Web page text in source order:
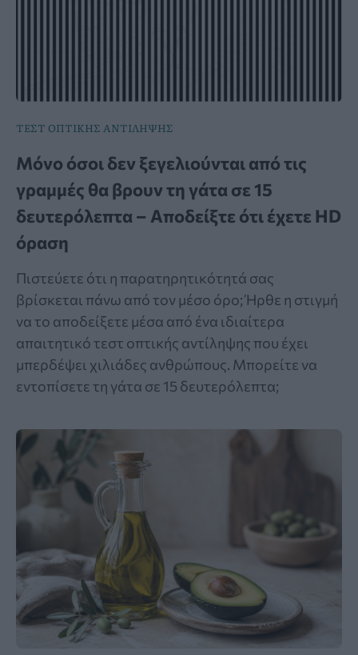
ΤΕΣΤ ΟΠΤΙΚΗΣ ΑΝΤΙΛΗΨΗΣ
Μόνο όσοι δεν ξεγελιούνται από τις
γραμμές θα βρουν τη γάτα σε 15
δευτερόλεπτα – Αποδείξτε ότι έχετε HD
όραση
Πιστεύετε ότι η παρατηρητικότητά σας
βρίσκεται πάνω από τον μέσο όρο; Ήρθε η στιγμή
να το αποδείξετε μέσα από ένα ιδιαίτερα
απαιτητικό τεστ οπτικής αντίληψης που έχει
μπερδέψει χιλιάδες ανθρώπους. Μπορείτε να
εντοπίσετε τη γάτα σε 15 δευτερόλεπτα;